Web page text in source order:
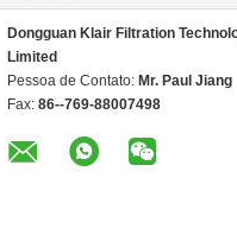
Dongguan Klair Filtration
Limited
Pessoa de Contato: Mr. Paul Jiang
Fax: 86--769-88007498